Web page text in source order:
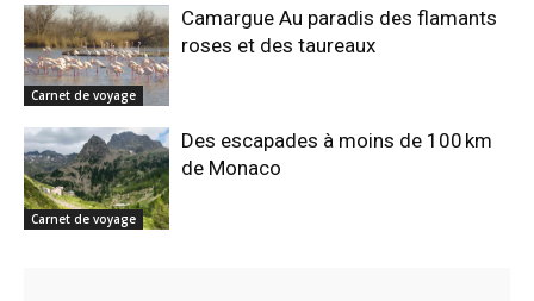
Carnet de voyage
Camargue Au paradis des flamants
roses et des taureaux
Carnet de voyage
Des escapades à moins de 100 km
de Monaco